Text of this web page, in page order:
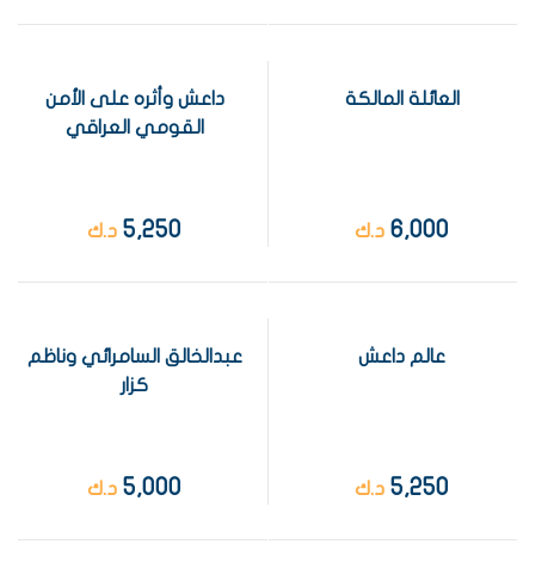
العائلة المالكة
6,000 د.ك
داعش وأثره على الأمن
القومي العراقي
5,250 د.ك
عالم داعش
5,250 د.ك
عبدالخالق السامرائي وناظم
كزار
5,000 د.ك